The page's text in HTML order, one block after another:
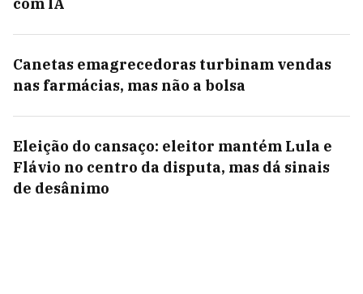
Canetas emagrecedoras turbinam vendas
nas farmácias, mas não a bolsa
Eleição do cansaço: eleitor mantém Lula e
Flávio no centro da disputa, mas dá sinais
de desânimo